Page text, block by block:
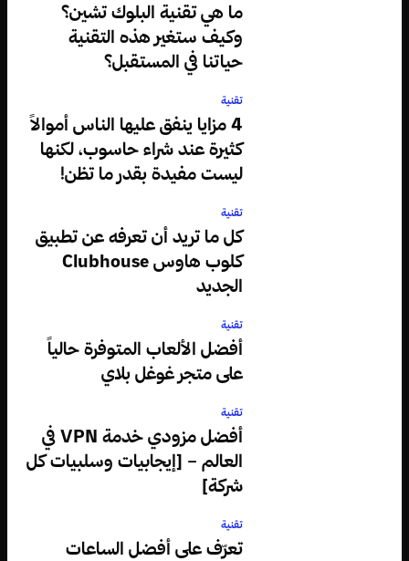
ما هي تقنية البلوك تشين؟
وكيف ستغير هذه التقنية
حياتنا في المستقبل؟
تقنية
4 مزايا ينفق عليها الناس أموالاً
كثيرة عند شراء حاسوب، لكنها
ليست مفيدة بقدر ما تظن!
تقنية
كل ما تريد أن تعرفه عن تطبيق
كلوب هاوس Clubhouse
الجديد
تقنية
أفضل الألعاب المتوفرة حالياً
على متجر غوغل بلاي
تقنية
أفضل مزودي خدمة VPN في
العالم – [إيجابيات وسلبيات كل
شركة]
تقنية
تعرّف على أفضل الساعات